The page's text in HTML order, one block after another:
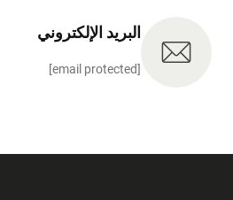
البريد الإلكتروني
[email protected]